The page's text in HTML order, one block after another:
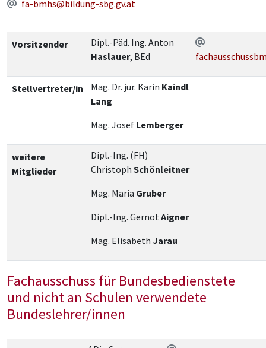
fa-bmhs@bildung-sbg.gv.at
Vorsitzender
Dipl.-Päd. Ing. Anton
Haslauer, BEd
Stellvertreter/in Mag. Dr. jur. Karin Kaindl
Lang
Mag. Josef Lemberger
weitere
Mitglieder
Dipl.-Ing. (FH)
Christoph Schönleitner
Mag. Maria Gruber
Dipl.-Ing. Gernot Aigner
Mag. Elisabeth Jarau
Fachausschuss für Bundesbedienstete
und nicht an Schulen verwendete
Bundeslehrer/innen